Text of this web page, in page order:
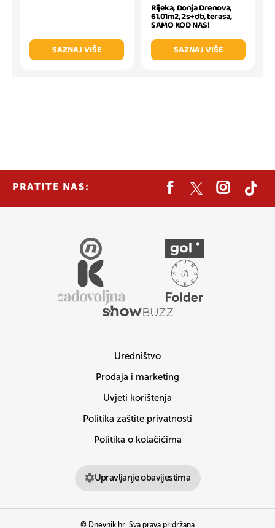
SAZNAJ VIŠE
Rijeka, Donja Drenova,
61.01m2, 2s+db, terasa,
SAMO KOD NAS!
SAZNAJ VIŠE
PRATITE NAS:
Uredništvo
Prodaja i marketing
Uvjeti korištenja
Politika zaštite privatnosti
Politika o kolačićima
Upravljanje obavijestima
© Dnevnik.hr. Sva prava pridržana